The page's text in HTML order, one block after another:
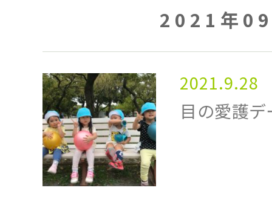
2021年
2021.9.28
目の愛護デ